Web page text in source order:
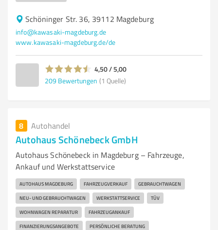
Schöninger Str. 36, 39112 Magdeburg
info@kawasaki-magdeburg.de
www.kawasaki-magdeburg.de/de
4,50 / 5,00
209 Bewertungen (1 Quelle)
8 Autohandel
Autohaus Schönebeck GmbH
Autohaus Schönebeck in Magdeburg – Fahrzeuge,
Ankauf und Werkstattservice
AUTOHAUS MAGDEBURG FAHRZEUGVERKAUF GEBRAUCHTWAGEN
NEU- UND GEBRAUCHTWAGEN WERKSTATTSERVICE TÜV
WOHNWAGEN REPARATUR FAHRZEUGANKAUF
FINANZIERUNGSANGEBOTE PERSÖNLICHE BERATUNG